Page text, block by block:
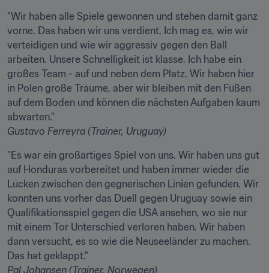
"Wir haben alle Spiele gewonnen und stehen damit ganz
vorne. Das haben wir uns verdient. Ich mag es, wie wir
verteidigen und wie wir aggressiv gegen den Ball
arbeiten. Unsere Schnelligkeit ist klasse. Ich habe ein
großes Team - auf und neben dem Platz. Wir haben hier
in Polen große Träume, aber wir bleiben mit den Füßen
auf dem Boden und können die nächsten Aufgaben kaum
Gustavo Ferreyra (Trainer, Uruguay)
"Es war ein großartiges Spiel von uns. Wir haben uns gut
auf Honduras vorbereitet und haben immer wieder die
Lücken zwischen den gegnerischen Linien gefunden. Wir
konnten uns vorher das Duell gegen Uruguay sowie ein
Qualifikationsspiel gegen die USA ansehen, wo sie nur
mit einem Tor Unterschied verloren haben. Wir haben
dann versucht, es so wie die Neuseeländer zu machen.
Pal Johansen (Trainer, Norwegen)